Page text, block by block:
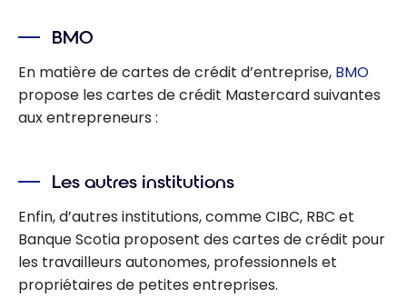
n Express
entreprise
Amex
BMO
En matière de cartes de crédit d’entreprise, BMO
propose les cartes de crédit Mastercard suivantes
aux entrepreneurs :
Les autres institutions
Enfin, d’autres institutions, comme CIBC, RBC et
Banque Scotia proposent des cartes de crédit pour
les travailleurs autonomes, professionnels et
propriétaires de petites entreprises.